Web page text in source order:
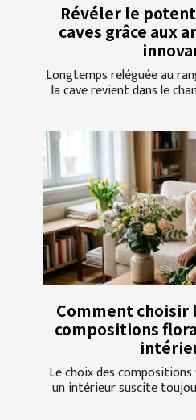
Révéler le
caves grâce aux
Longtemps reléguée au
la cave revient dans le
Comment
compositions
Le choix des
un intérieur suscite